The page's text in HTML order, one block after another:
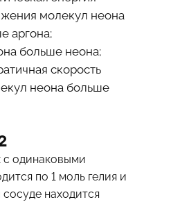
молекул неона
аргона;
больше неона;
скорость
неона больше
с одинаковыми
по 1 моль гелия и
находится